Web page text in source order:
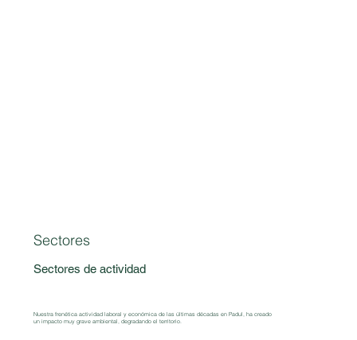
Sectores
Sectores de actividad
Nuestra frenética actividad laboral y económica de las últimas décadas en Padul, ha creado
un impacto muy grave ambiental, degradando el territorio.